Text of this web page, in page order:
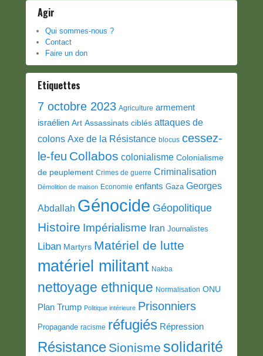
Agir
Qui sommes-nous ?
Contact
Faire un don
Etiquettes
7 octobre 2023 Agriculture armement
israélien Art Assassinats ciblés attaques de
colons Axe de la Résistance blocus cessez-
le-feu Collabos colonialisme Colonialisme
de peuplement Crimes de guerre Criminalisation
Démolition de maison Economie enfants Gaza Georges
Abdallah Génocide Géopolitique
Histoire Impérialisme Iran Journalistes
Liban Martyrs Matériel de lutte
matériel militant Nakba
nettoyage ethnique Normalisation ONU
Plan Trump Politique intérieure Prisonniers
Propagande racisme réfugiés Répression
Résistance Sionisme solidarité